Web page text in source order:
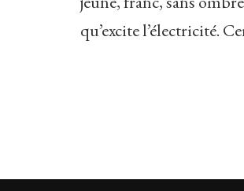
qu’excite l’électricité.